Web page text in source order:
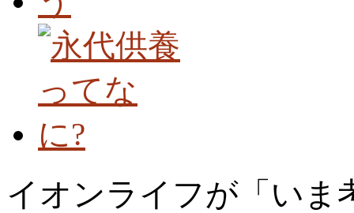
イオンライフが「いま